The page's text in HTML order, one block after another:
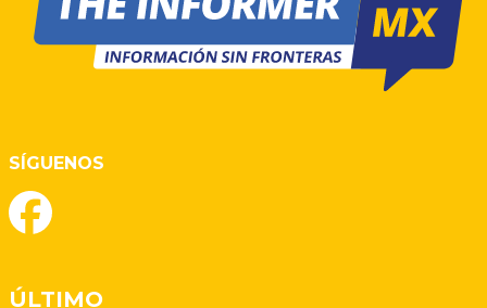
SÍGUENOS
ÚLTIMO